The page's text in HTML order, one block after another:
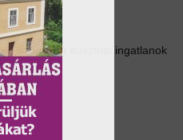
számolni
ausztriai ingatlanok